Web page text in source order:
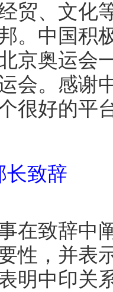
贸、文化
。中国积
京奥运会
会。感谢
很好的平
席部
致辞中阐
性，并表
明中印关